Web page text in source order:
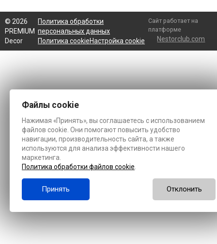
© 2026
PREMIUM
Decor
Политика обработки
персональных данных
Политика cookieНастройка cookie
Сайт работает на
платформе
Nestorclub.com
Файлы cookie
Нажимая «Принять», вы соглашаетесь с использованием
файлов cookie. Они помогают повысить удобство
навигации, производительность сайта, а также
используются для анализа эффективности нашего
маркетинга.
Политика обработки файлов cookie
Принять Отклонить